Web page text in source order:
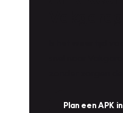
Plan een APK in